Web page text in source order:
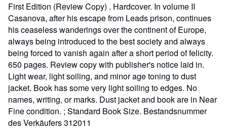
First Edition (Review Copy) . Hardcover. In volume II
Casanova, after his escape from Leads prison, continues
his ceaseless wanderings over the continent of Europe,
always being introduced to the best society and always
being forced to vanish again after a short period of felicity.
650 pages. Review copy with publisher's notice laid in.
Light wear, light soiling, and minor age toning to dust
jacket. Book has some very light soiling to edges. No
names, writing, or marks. Dust jacket and book are in Near
Fine condition. ; Standard Book Size. Bestandsnummer
des Verkäufers 312011